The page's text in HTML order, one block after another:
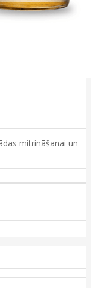
mitrināšanai un